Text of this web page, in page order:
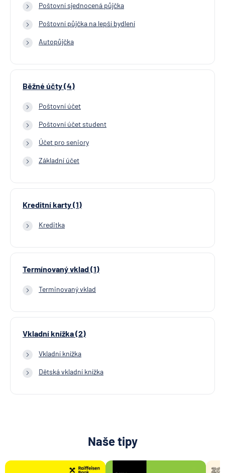
Poštovní sjednocená půjčka
Poštovní půjčka na lepší bydlení
Autopůjčka
Běžné účty (4)
Poštovní účet
Poštovní účet student
Účet pro seniory
Základní účet
Kreditní karty (1)
Kreditka
Termínovaný vklad (1)
Terminovaný vklad
Vkladní knížka (2)
Vkladní knížka
Dětská vkladní knížka
Naše tipy